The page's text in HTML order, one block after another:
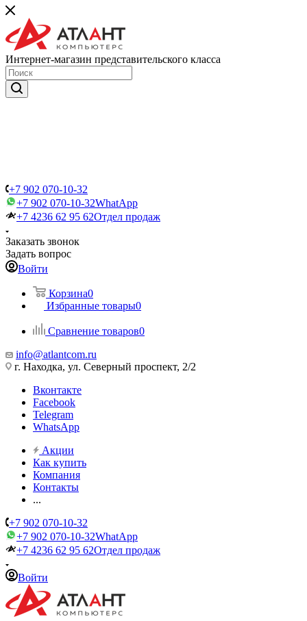
Интернет-магазин представительского класса
+7 902 070-10-32
+7 902 070-10-32WhatApp
+7 4236 62 95 62Отдел продаж
Заказать звонок
Задать вопрос
Войти
Корзина0
Избранные товары0
Сравнение товаров0
info@atlantcom.ru
г. Находка, ул. Северный проспект, 2/2
Вконтакте
Facebook
Telegram
WhatsApp
Акции
Как купить
Компания
Контакты
...
+7 902 070-10-32
+7 902 070-10-32WhatApp
+7 4236 62 95 62Отдел продаж
Войти